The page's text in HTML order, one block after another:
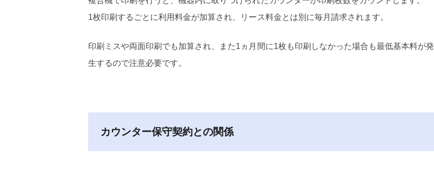
1枚印刷するごとに利用料金が加算され、リース料金とは別に毎月請求されます。
印刷ミスや両面印刷でも加算され、また1ヵ月間に1枚も印刷しなかった場合も最低基本料が発
生するので注意必要です。
カウンター保守契約との関係